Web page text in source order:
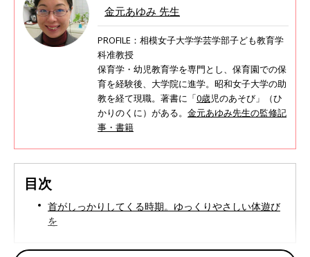
金元あゆみ 先生
PROFILE：相模女子大学学芸学部子ども教育学
科准教授
保育学・幼児教育学を専門とし、保育園での保
育を経験後、大学院に進学。昭和女子大学の助
教を経て現職。著書に「0歳児のあそび」（ひ
かりのくに）がある。 金元あゆみ先生の監修記
事・書籍
目次
首がしっかりしてくる時期。ゆっくりやさしい体遊び
を